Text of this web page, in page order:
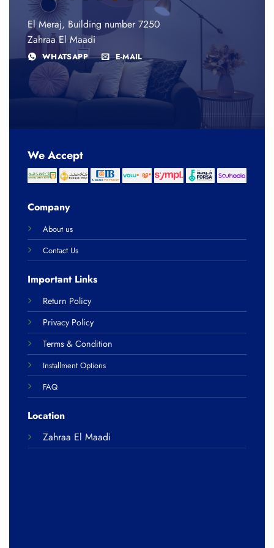
El Meraj, Building number 7250
Zahraa El Maadi
WHATSAPP E-MAIL
We Accept
Company
About us
Contact Us
Important Links
Return Policy
Privacy Policy
Terms & Condition
Installment Options
FAQ
Location
Zahraa El Maadi